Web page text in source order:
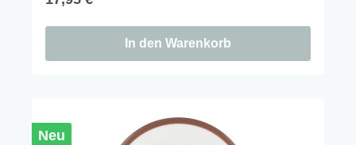
In den Warenkorb
Neu